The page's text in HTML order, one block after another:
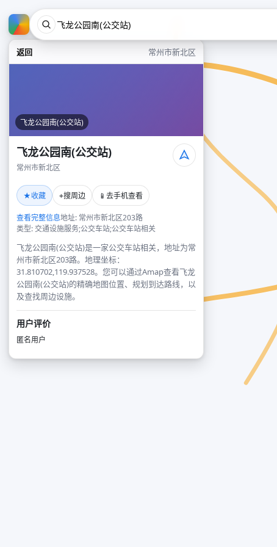
返回 常州市新北区
飞龙公园南(公交站)
飞龙公园南(公交站)
常州市新北区
★收藏 ⌖搜周边 📱 去手机查看
查看完整信息地址: 常州市新北区203路
类型: 交通设施服务;公交车站;公交车站相关
飞龙公园南(公交站)是一家公交车站相关，地址为常
州市新北区203路。地理坐标：
31.810702,119.937528。您可以通过Amap查看飞龙
公园南(公交站)的精确地图位置、规划到达路线，以
及查找周边设施。
用户评价
匿名用户